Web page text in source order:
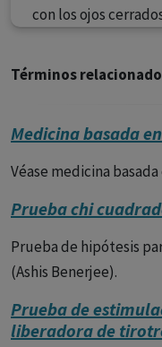
con los ojos
Términos
Medicina basada
Véase medicina
Prueba chi
Prueba de hipótesis
(Ashis Benerjee).
Prueba de
liberadora de